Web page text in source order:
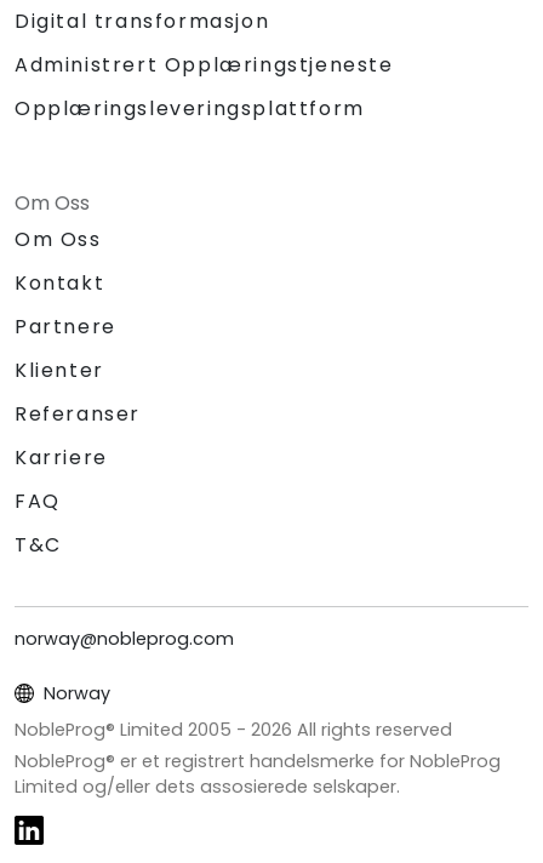
Digital transformasjon
Administrert Opplæringstjeneste
Opplæringsleveringsplattform
Om Oss
Om Oss
Kontakt
Partnere
Klienter
Referanser
Karriere
FAQ
T&C
norway@nobleprog.com
Norway
NobleProg® Limited 2005 - 2026 All rights reserved
NobleProg® er et registrert handelsmerke for NobleProg
Limited og/eller dets assosierede selskaper.